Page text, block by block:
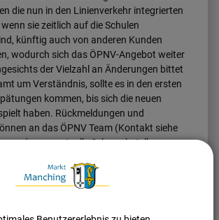
die nun in den Linienverkehr integrierten
sie zeitlich auf die Schulen
künftig auch von anderen Kunden
wodurch sich das ÖPNV-Angebot weiter
der Vielzahl an Änderungen bittet
um Verständnis, sollte es in den ersten
kommen, bis sich die neuen
haben. Rückmeldungen und
an das ÖPNV Team (Kontakt siehe
so dass eventuelle Schwachstellen
bekommen alle berechtigten Schülerinnen